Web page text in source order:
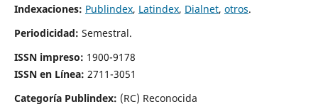
Indexaciones: Publindex, Latindex, Dialnet, otros.
Periodicidad: Semestral.
ISSN impreso: 1900-9178
ISSN en Línea: 2711-3051
Categoría Publindex: (RC) Reconocida